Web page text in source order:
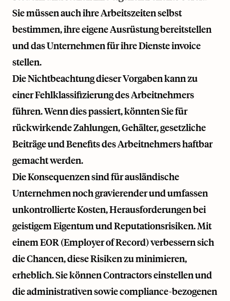
Sie müssen auch ihre Arbeitszeiten selbst
bestimmen, ihre eigene Ausrüstung bereitstellen
und das Unternehmen für ihre Dienste invoice
stellen.
Die Nichtbeachtung dieser Vorgaben kann zu
einer Fehlklassifizierung des Arbeitnehmers
führen. Wenn dies passiert, könnten Sie für
rückwirkende Zahlungen, Gehälter, gesetzliche
Beiträge und Benefits des Arbeitnehmers haftbar
gemacht werden.
Die Konsequenzen sind für ausländische
Unternehmen noch gravierender und umfassen
unkontrollierte Kosten, Herausforderungen bei
geistigem Eigentum und Reputationsrisiken. Mit
einem EOR (Employer of Record) verbessern sich
die Chancen, diese Risiken zu minimieren,
erheblich. Sie können Contractors einstellen und
die administrativen sowie compliance-bezogenen